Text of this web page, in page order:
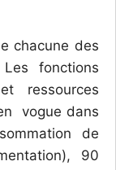
chacune des
fonctions
ressources
vogue dans
de
90